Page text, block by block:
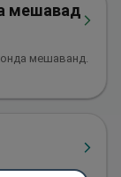
мешавад
мешаванд.